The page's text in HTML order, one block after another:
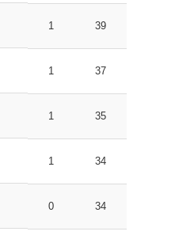
1 39
1 37
1 35
1 34
0 34